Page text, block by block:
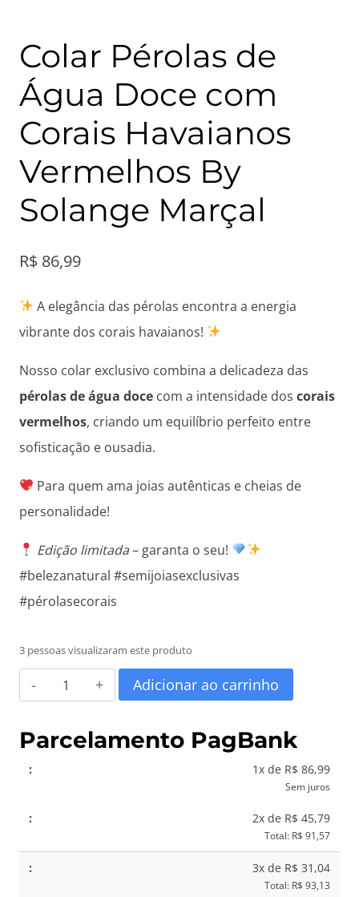
Colar Pérolas de
Água Doce com
Corais Havaianos
Vermelhos By
Solange Marçal
R$ 86,99
A elegância das pérolas encontra a energia
vibrante dos corais havaianos!
Nosso colar exclusivo combina a delicadeza das
pérolas de água doce com a intensidade dos corais
vermelhos, criando um equilíbrio perfeito entre
sofisticação e ousadia.
Para quem ama joias autênticas e cheias de
personalidade!
Edição limitada– garanta o seu!
#belezanatural #semijoiasexclusivas
#pérolasecorais
3 pessoas visualizaram este produto
Colar
Pérolas
de
Adicionar ao carrinho
Parcelamento PagBank
1x de R$ 86,99
Sem juros
2x de R$ 45,79
Total: R$ 91,57
3x de R$ 31,04
Total: R$ 93,13